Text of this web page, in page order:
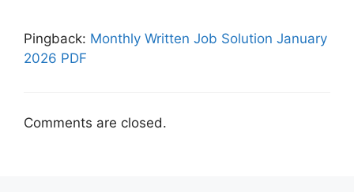
Pingback: Monthly Written Job Solution January
2026 PDF
Comments are closed.